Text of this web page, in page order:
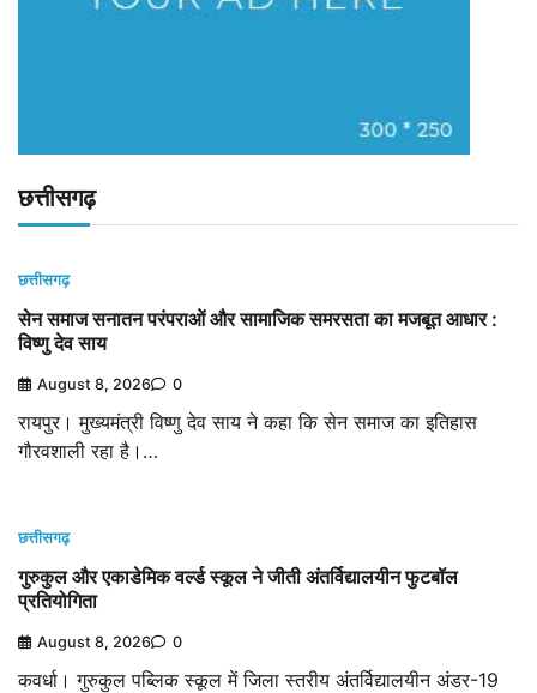
छत्तीसगढ़
छत्तीसगढ़
सेन समाज सनातन परंपराओं और सामाजिक समरसता का मजबूत आधार :
विष्णु देव साय
August 8, 2026 0
रायपुर। मुख्यमंत्री विष्णु देव साय ने कहा कि सेन समाज का इतिहास
गौरवशाली रहा है।…
छत्तीसगढ़
गुरुकुल और एकाडेमिक वर्ल्ड स्कूल ने जीती अंतर्विद्यालयीन फुटबॉल
प्रतियोगिता
August 8, 2026 0
कवर्धा। गुरुकुल पब्लिक स्कूल में जिला स्तरीय अंतर्विद्यालयीन अंडर-19